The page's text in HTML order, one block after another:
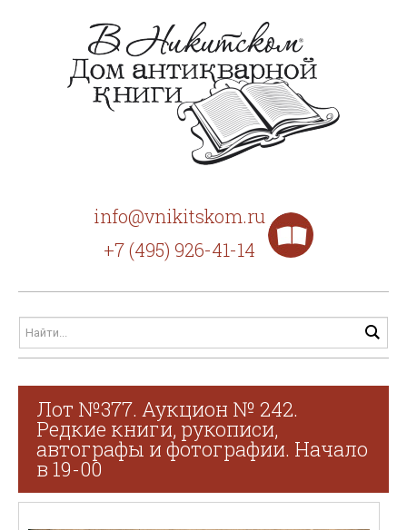
info@vnikitskom.ru
+7 (495) 926-41-14
Лот №377. Аукцион № 242.
Редкие книги, рукописи,
автографы и фотографии. Начало
в 19-00